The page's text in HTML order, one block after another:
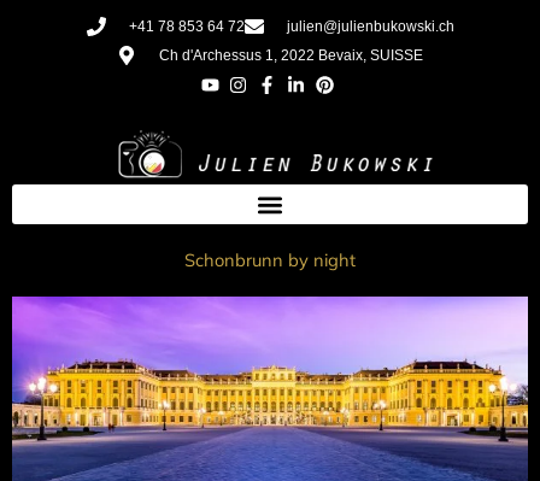
+41 78 853 64 72
julien@julienbukowski.ch
Ch d'Archessus 1, 2022 Bevaix, SUISSE
Schonbrunn by night